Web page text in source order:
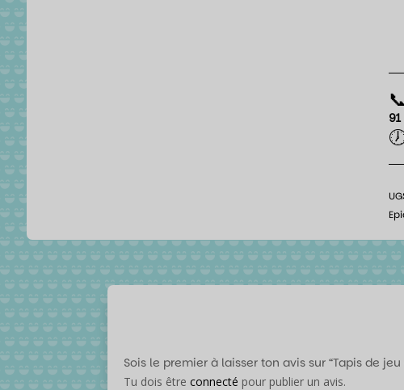
📞
Sois le premier à laisser ton avis sur “Tapis de
Tu dois être connecté pour publier un avis.